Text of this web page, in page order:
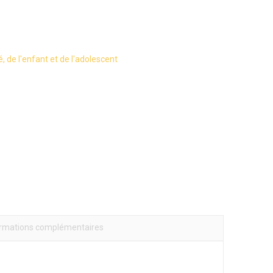
de l'enfant et de l'adolescent
complémentaires